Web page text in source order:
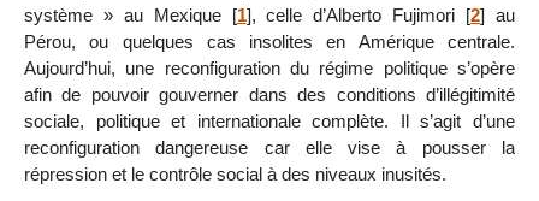
système » au Mexique[1], celle d’Alberto Fujimori [2] au
Pérou, ou quelques cas insolites en Amérique centrale.
Aujourd’hui, une reconfiguration du régime politique s’opère
afin de pouvoir gouverner dans des conditions d’illégitimité
sociale, politique et internationale complète. Il s’agit d’une
reconfiguration dangereuse car elle vise à pousser la
répression et le contrôle social à des niveaux inusités.